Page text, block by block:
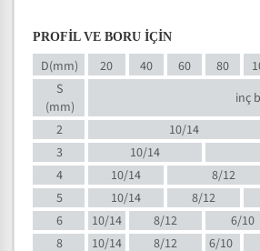
PROFİL VE BORU İÇİN
D(mm) 20 40 60 80
S
(mm)
inç
2
10/14
3
10/14
4
10/14 8/12
5
10/14 8/12
6
10/14 8/12 6/10
8
10/14 8/12 6/10